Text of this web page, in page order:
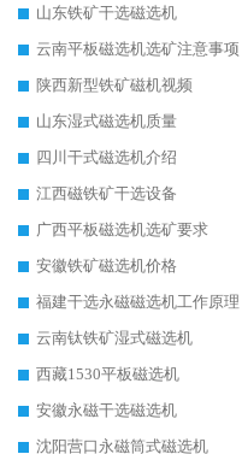
山东铁矿干选磁选机
云南平板磁选机选矿注意事项
陕西新型铁矿磁机视频
山东湿式磁选机质量
四川干式磁选机介绍
江西磁铁矿干选设备
广西平板磁选机选矿要求
安徽铁矿磁选机价格
福建干选永磁磁选机工作原理
云南钛铁矿湿式磁选机
西藏1530平板磁选机
安徽永磁干选磁选机
沈阳营口永磁筒式磁选机